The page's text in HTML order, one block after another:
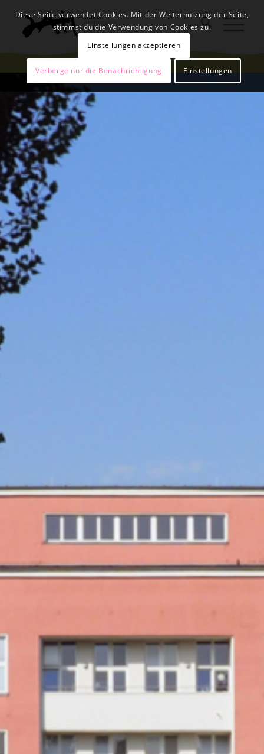
Diese Seite verwendet Cookies. Mit der Weiternutzung der Seite,
stimmst du die Verwendung von Cookies zu.
Einstellungen akzeptieren
Verberge nur die Benachrichtigung Einstellungen